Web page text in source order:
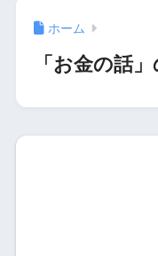
ホーム
「お金の話